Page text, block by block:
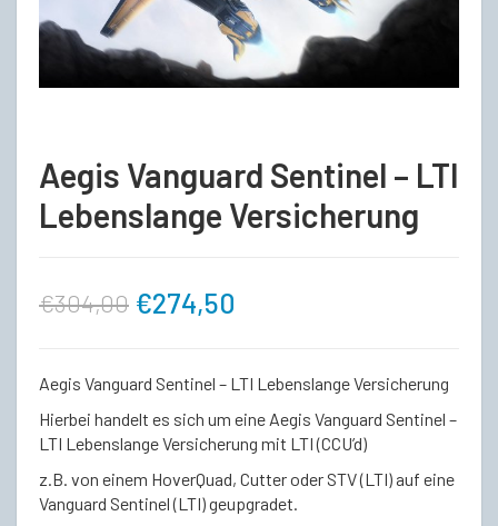
Aegis Vanguard Sentinel – LTI
Lebenslange Versicherung
€304,00 Ursprünglicher
war:
€304,00
€274,50
ist:
€274,50.
Aegis Vanguard Sentinel – LTI Lebenslange Versicherung
Hierbei handelt es sich um eine Aegis Vanguard Sentinel –
LTI Lebenslange Versicherung mit LTI (CCU’d)
z.B. von einem HoverQuad, Cutter oder STV (LTI) auf eine
Vanguard Sentinel (LTI) geupgradet.